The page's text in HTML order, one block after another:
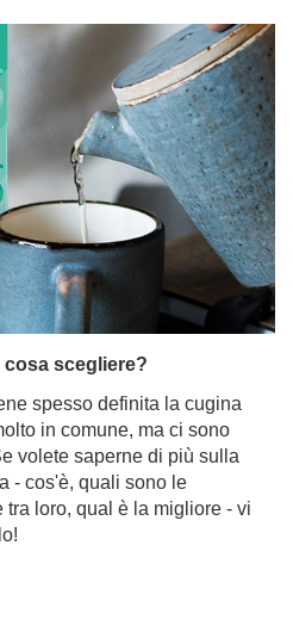
cosa scegliere?
spesso definita la cugina
in comune, ma ci sono
volete saperne di più sulla
- cos'è, quali sono le
loro, qual è la migliore - vi